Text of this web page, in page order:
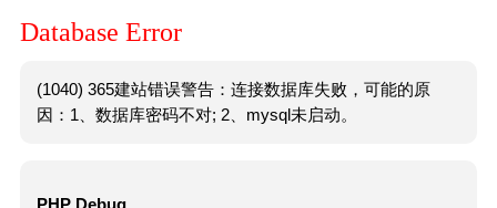
Database Error
(1040) 365建站错误警告：连接数据库失败，可能的原
因：1、数据库密码不对; 2、mysql未启动。